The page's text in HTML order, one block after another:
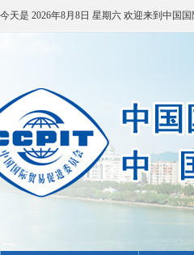
今天是 2026年8月8日 星期六 欢迎来到中国国